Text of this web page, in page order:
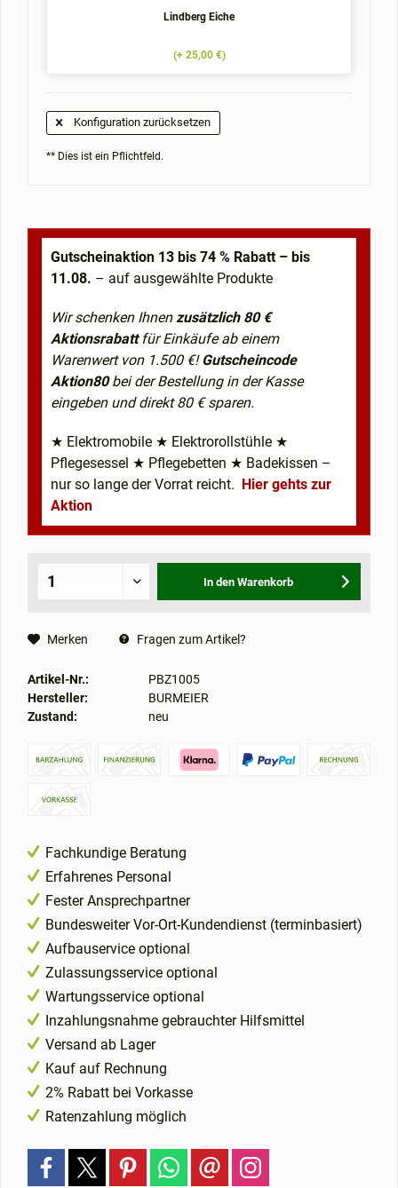
Lindberg Eiche
(+ 25,00 €)
Konfiguration zurücksetzen
** Dies ist ein Pflichtfeld.
Gutscheinaktion 13 bis 74 % Rabatt – bis
11.08. – auf ausgewählte Produkte
Wir schenken Ihnenzusätzlich 80 €
Aktionsrabattfür Einkäufe ab einem
Warenwert von 1.500 €!Gutscheincode
Aktion80bei der Bestellung in der Kasse
eingeben und direkt 80 € sparen.
★ Elektromobile ★ Elektrorollstühle ★
Pflegesessel ★ Pflegebetten ★ Badekissen –
nur so lange der Vorrat reicht.
Hier gehts zur
Aktion
In den Warenkorb
Merken Fragen zum Artikel?
Artikel-Nr.:
PBZ1005
Hersteller:
BURMEIER
Zustand:
neu
Fachkundige Beratung
Erfahrenes Personal
Fester Ansprechpartner
Bundesweiter Vor-Ort-Kundendienst (terminbasiert)
Aufbauservice optional
Zulassungsservice optional
Wartungsservice optional
Inzahlungsnahme gebrauchter Hilfsmittel
Versand ab Lager
Kauf auf Rechnung
2% Rabatt bei Vorkasse
Ratenzahlung möglich